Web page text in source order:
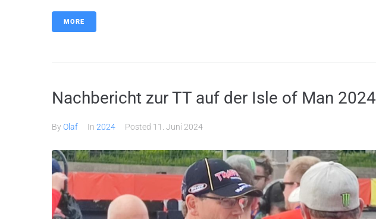
MORE
Nachbericht zur TT auf der Isle of Man 2024
ByOlaf In 2024 Posted 11. Juni 2024